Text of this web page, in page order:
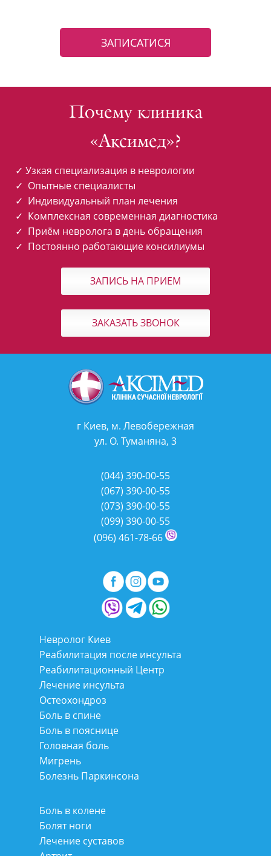
ЗАПИСАТИСЯ
Почему клиника
«Аксимед»?
✓ Узкая специализация в неврологии
✓ Опытные специалисты
✓ Индивидуальный план лечения
✓ Комплексная современная диагностика
✓ Приём невролога в день обращения
✓ Постоянно работающие консилиумы
ЗАПИСЬ НА ПРИЕМ
ЗАКАЗАТЬ ЗВОНОК
г Киев, м. Левобережная
ул. О. Туманяна, 3
(044) 390-00-55
(067) 390-00-55
(073) 390-00-55
(099) 390-00-55
(096) 461-78-66
Невролог Киев
Реабилитация после инсульта
Реабилитационный Центр
Лечение инсульта
Остеохондроз
Боль в спине
Боль в пояснице
Головная боль
Мигрень
Болезнь Паркинсона
Боль в колене
Болят ноги
Лечение суставов